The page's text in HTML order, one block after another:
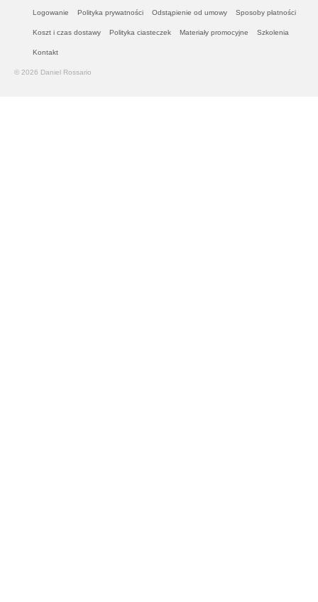
Logowanie Polityka prywatności Odstąpienie od umowy Sposoby płatności
Koszt i czas dostawy Polityka ciasteczek Materiały promocyjne Szkolenia
Kontakt
© 2026 Daniel Rossario